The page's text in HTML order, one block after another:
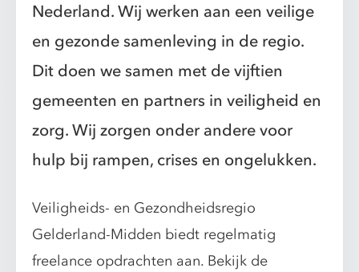
Nederland. Wij werken aan een veilige
en gezonde samenleving in de regio.
Dit doen we samen met de vijftien
gemeenten en partners in veiligheid en
zorg. Wij zorgen onder andere voor
hulp bij rampen, crises en ongelukken.
Veiligheids- en Gezondheidsregio
Gelderland-Midden biedt regelmatig
freelance opdrachten aan. Bekijk de